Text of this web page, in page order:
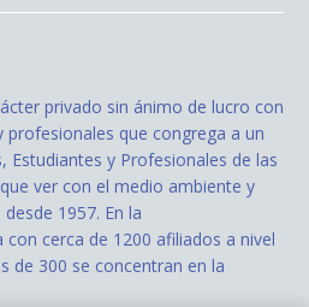
privado sin ánimo de lucro con
que congrega a un
Estudiantes y Profesionales de las
ver con el medio ambiente y
1957. En la
con cerca de 1200 afiliados a nivel
de 300 se concentran en la